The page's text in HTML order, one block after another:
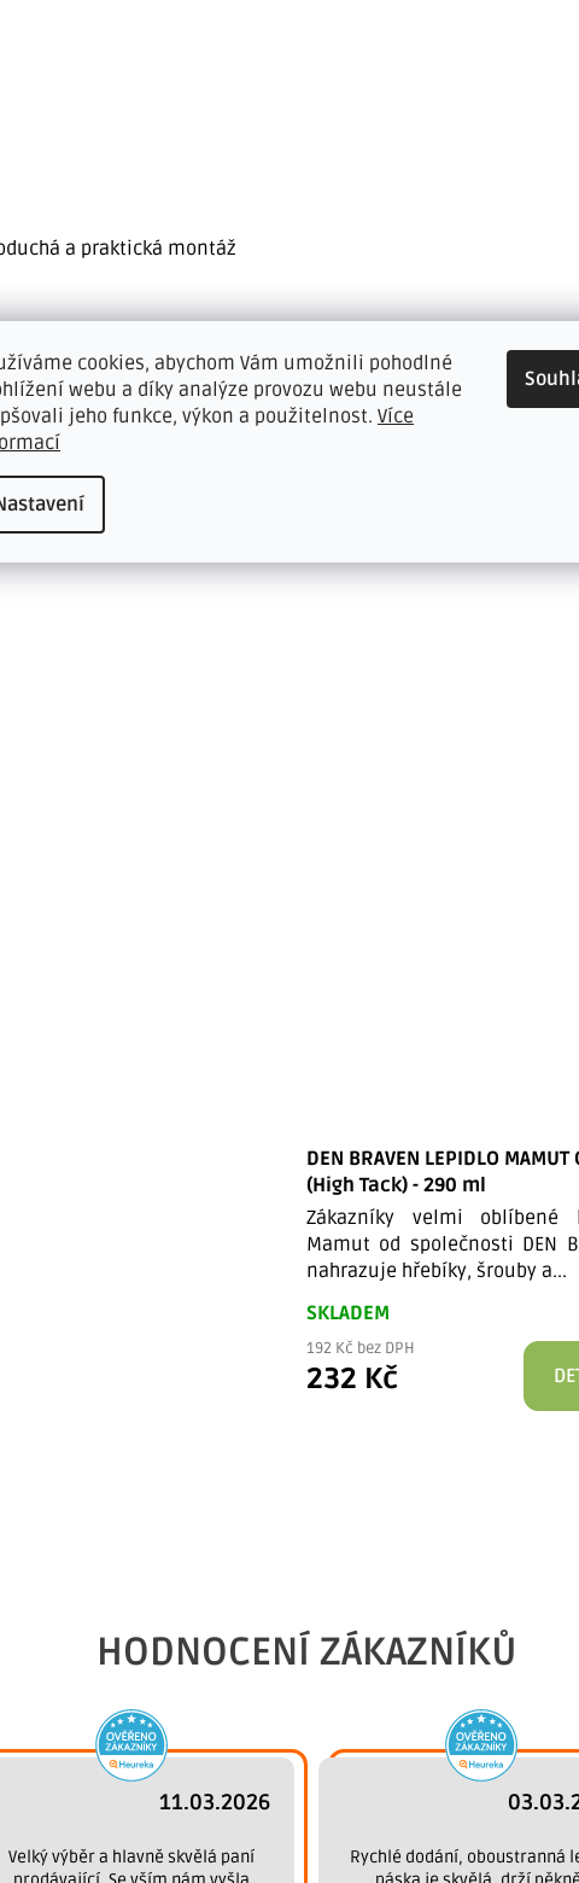
cookies, abychom Vám umožnili pohodlné
webu a díky analýze provozu webu neustále
jeho funkce, výkon a použitelnost. Více
a praktická montáž
DEN BRAVEN LEPIDLO MAMUT
(High Tack) - 290 ml
Zákazníky velmi oblíbené
Mamut od společnosti DEN
nahrazuje hřebíky, šrouby a...
SKLADEM
192 Kč bez DPH
232 Kč
HODNOCENÍ ZÁKAZNÍKŮ
11.03.2026
Velký výběr a hlavně skvělá paní
Rychlé dodání, oboustranná